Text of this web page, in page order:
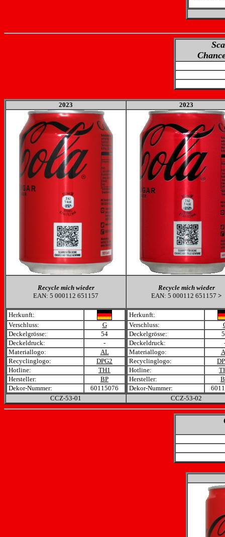
2023 2023
Recycle mich wieder
EAN: 5 000112 651157
Recycle mich wieder
EAN: 5 000112 651157 >
Herkunft:
Verschluss:
G
Deckelgrösse:
54
Deckeldruck:
-
Materiallogo:
AL
Recyclinglogo:
DPG2
Hotline:
TH1
Hersteller:
BP
Dekor-Nummer:
60115076
Herkunft:
Verschluss:
Deckelgrösse:
Deckeldruck:
Materiallogo:
Recyclinglogo:
Hotline:
Hersteller:
Dekor-Nummer:
CCZ-53-01 CCZ-53-02